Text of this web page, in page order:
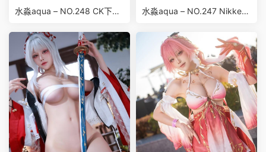
水淼aqua – NO.248 CK下着-
水淼aqua – NO.247 Nikke勝
光-自拍[21P-36MB]